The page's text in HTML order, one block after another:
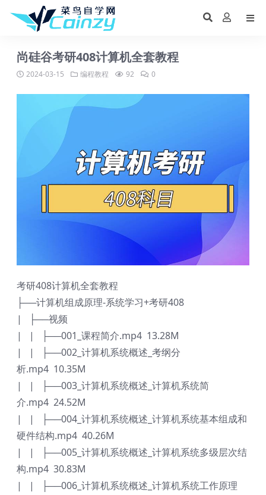
尚硅谷考研408计算机全套教程
2024-03-15 编程教程 92 0
考研408计算机全套教程
├──计算机组成原理-系统学习+考研408
| ├──视频
| | ├──001_课程简介.mp4 13.28M
| | ├──002_计算机系统概述_考纲分
析.mp4 10.35M
| | ├──003_计算机系统概述_计算机系统简
介.mp4 24.52M
| | ├──004_计算机系统概述_计算机系统基本组成和
硬件结构.mp4 40.26M
| | ├──005_计算机系统概述_计算机系统多级层次结
构.mp4 30.83M
| | ├──006_计算机系统概述_计算机系统工作原理